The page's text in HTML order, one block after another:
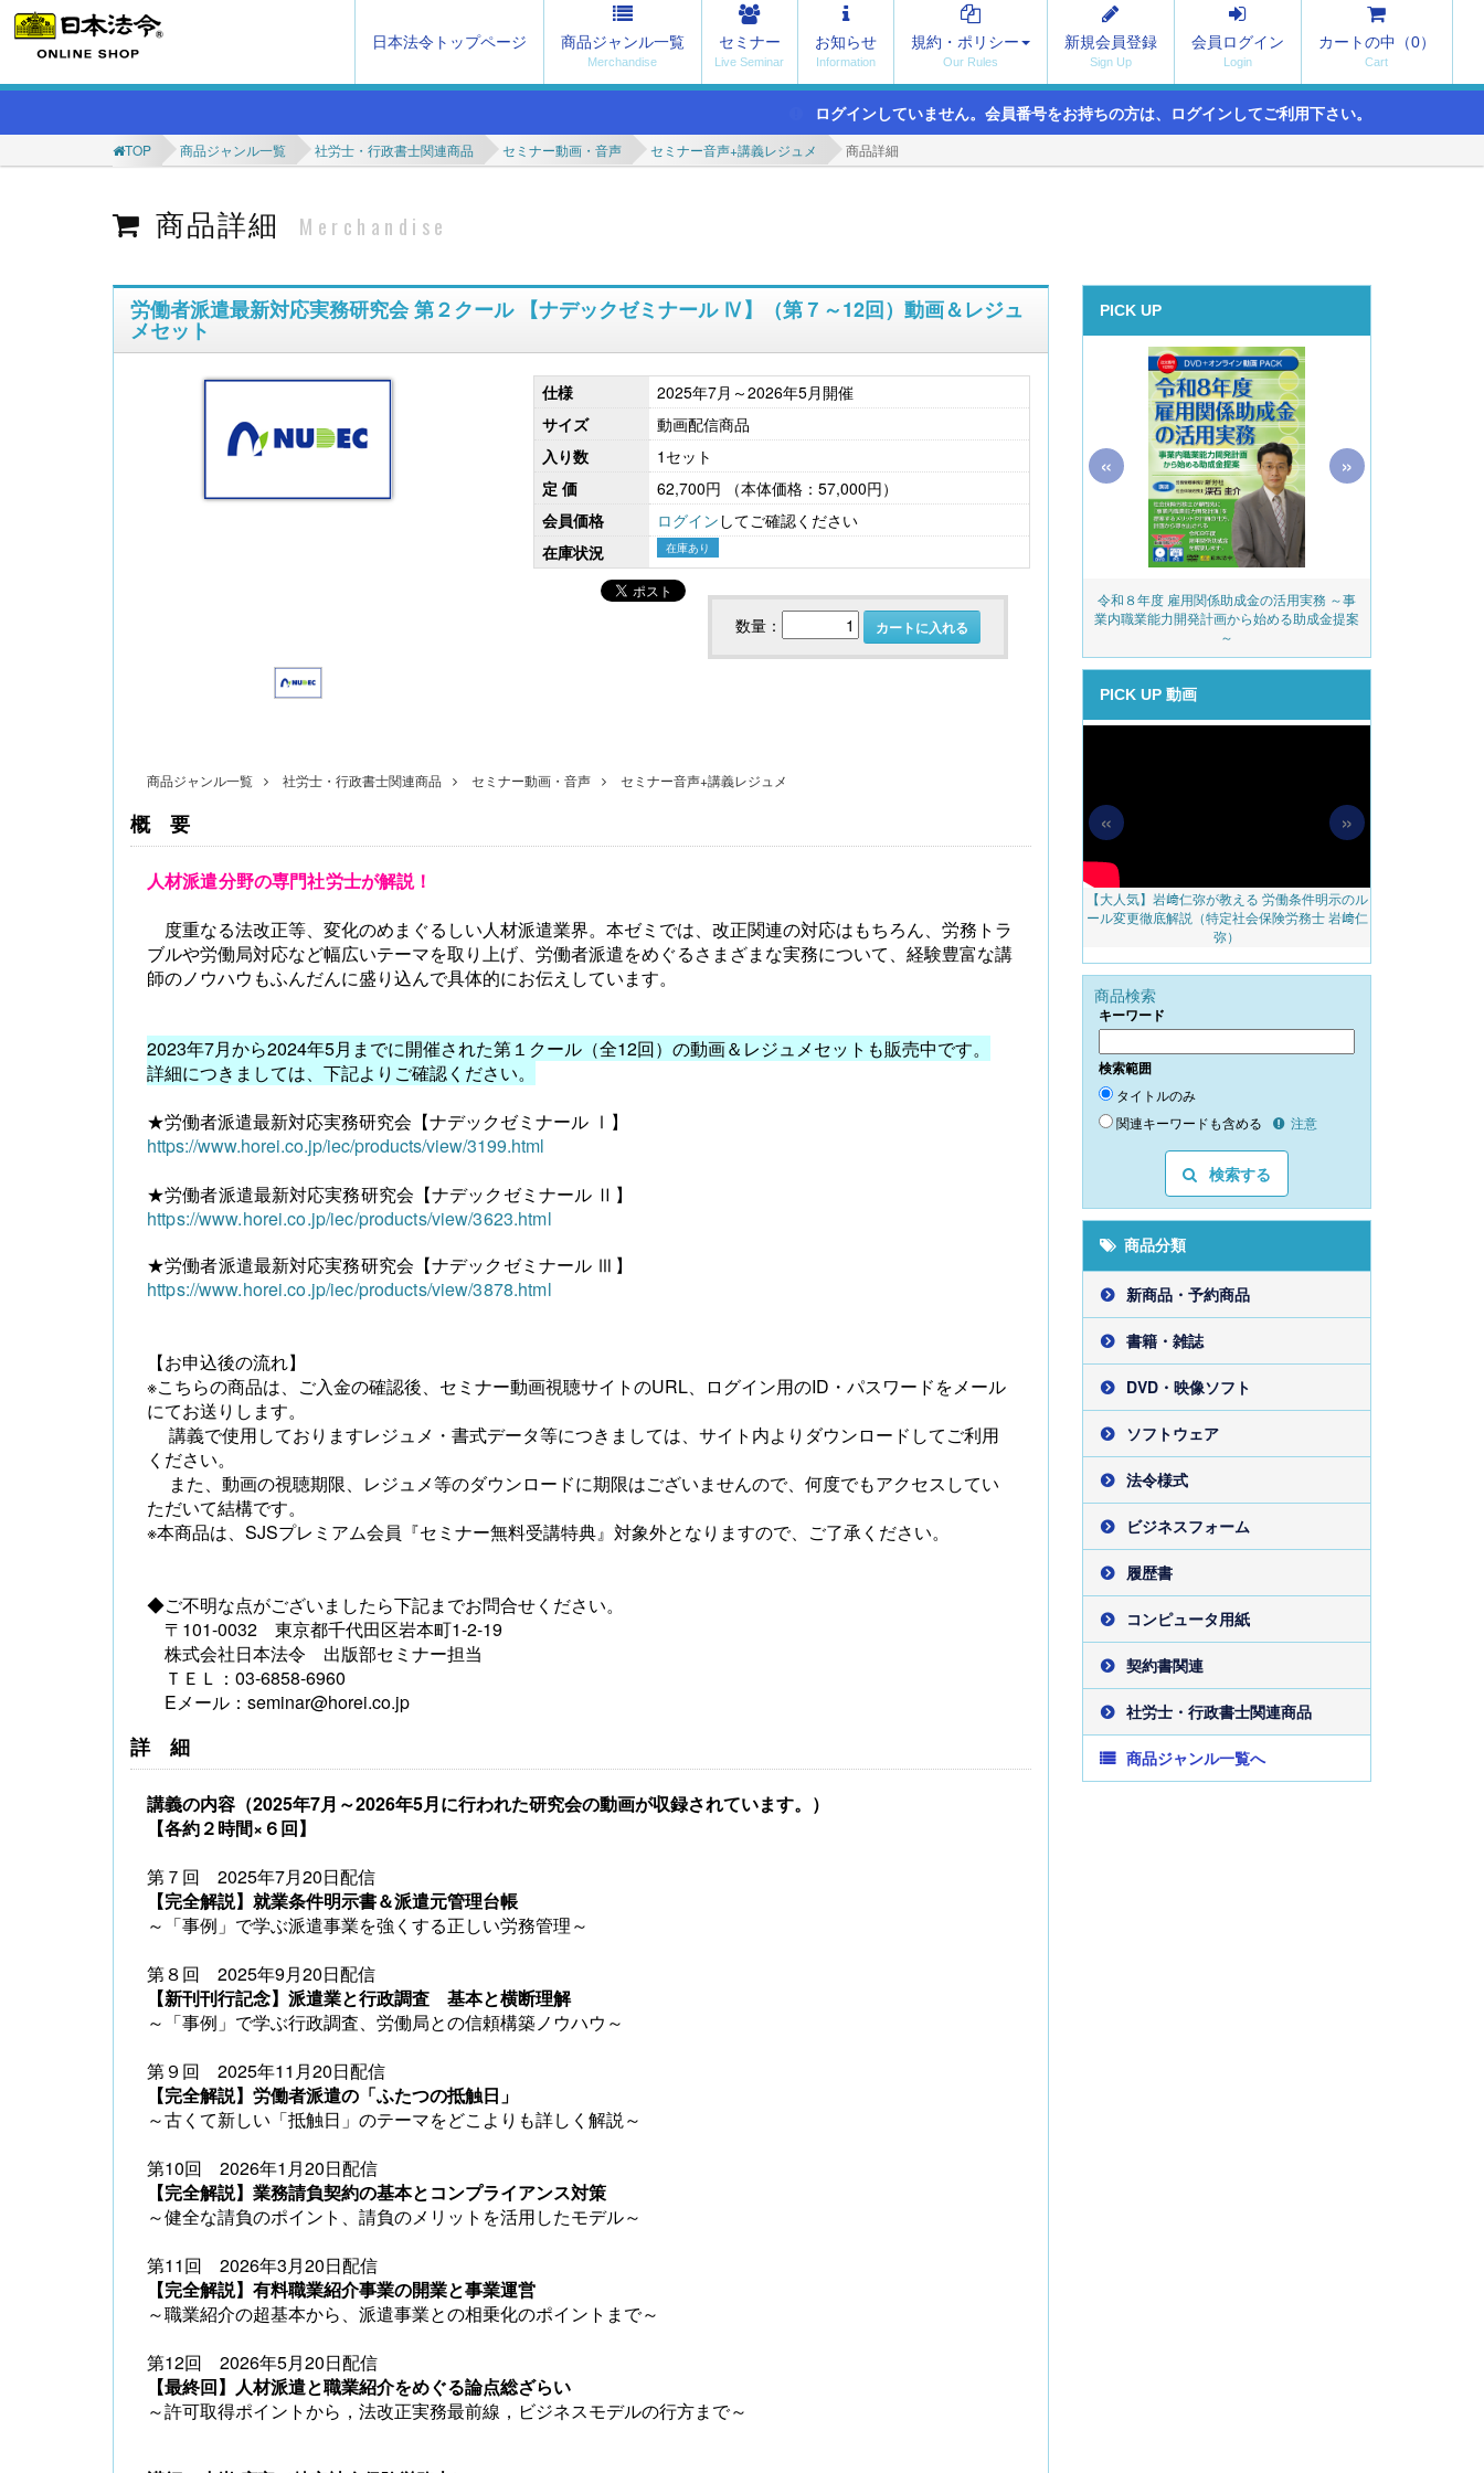
日本法令トップページ 商品ジャンル一覧 セミナー お知らせ 規約・ポリシー 新規会員登録 会員ログイン カートの中（0）
ログインしていません。会員番号をお持ちの方は、ログインしてご利用下さい。
TOP 商品ジャンル一覧 社労士・行政書士関連商品 セミナー動画・音声 セミナー音声+講義レジュメ 商品詳細
商品詳細 Merchandise
労働者派遣最新対応実務研究会 第２クール 【ナデックゼミナール Ⅳ】（第７～12回）動画＆レジュ
メセット
仕様
2025年7月～2026年5月開催
サイズ
動画配信商品
入り数
1セット
定 価
62,700円
（本体価格：57,000円）
会員価格
ログイン してご確認ください
在庫状況
在庫あり
数量： カートに入れる
商品ジャンル一覧 社労士・行政書士関連商品 セミナー動画・音声 セミナー音声+講義レジュメ
概要
人材派遣分野の専門社労士が解説！
度重なる法改正等、変化のめまぐるしい人材派遣業界。本ゼミでは、改正関連の対応はもちろん、労務トラ
ブルや労働局対応など幅広いテーマを取り上げ、労働者派遣をめぐるさまざまな実務について、経験豊富な講
師のノウハウもふんだんに盛り込んで具体的にお伝えしています。
2023年7月から2024年5月までに開催された第１クール（全12回）の動画＆レジュメセットも販売中です。
詳細につきましては、下記よりご確認ください。
★労働者派遣最新対応実務研究会【ナデックゼミナール Ⅰ】
https://www.horei.co.jp/iec/products/view/3199.html
★労働者派遣最新対応実務研究会【ナデックゼミナール Ⅱ】
https://www.horei.co.jp/iec/products/view/3623.html
★労働者派遣最新対応実務研究会【ナデックゼミナール Ⅲ】
https://www.horei.co.jp/iec/products/view/3878.html
【お申込後の流れ】
※こちらの商品は、 ご入金の確認後、セミナー動画視聴サイトのURL、ログイン用のID・パスワードをメール
にてお送りします。
講義で使用しておりますレジュメ・書式データ等につきましては、サイト内よりダウンロードしてご利用
ください。
また、動画の視聴期限、レジュメ等のダウンロードに期限はございませんので、何度でもアクセスしてい
ただいて結構です。
※本商品は、SJSプレミアム会員『セミナー無料受講特典』対象外となりますので、ご了承ください。
◆ご不明な点がございましたら下記までお問合せください。
〒101-0032 東京都千代田区岩本町1-2-19
株式会社日本法令 出版部セミナー担当
ＴＥＬ：03-6858-6960
Eメール：seminar@horei.co.jp
詳細
講義の内容（2025年7月～2026年5月に行われた研究会の動画が収録されています。）
【各約２時間×６回】
第７回 2025年7月20日配信
【完全解説】就業条件明示書＆派遣元管理台帳
～「事例」で学ぶ派遣事業を強くする正しい労務管理～
第８回 2025年9月20日配信
【新刊刊行記念】派遣業と行政調査 基本と横断理解
～「事例」で学ぶ行政調査、労働局との信頼構築ノウハウ～
第９回 2025年11月20日配信
【完全解説】労働者派遣の「ふたつの抵触日」
～古くて新しい「抵触日」のテーマをどこよりも詳しく解説～
第10回 2026年1月20日配信
【完全解説】業務請負契約の基本とコンプライアンス対策
～健全な請負のポイント、請負のメリットを活用したモデル～
第11回 2026年3月20日配信
【完全解説】有料職業紹介事業の開業と事業運営
～職業紹介の超基本から、派遣事業との相乗化のポイントまで～
第12回 2026年5月20日配信
【最終回】人材派遣と職業紹介をめぐる論点総ざらい
～許可取得ポイントから，法改正実務最前線，ビジネスモデルの行方まで～
PICK UP
こども性暴力防止法（日本版DBS）対応実務
社会保険労務士のための 労務・安全衛生コ
ンプライアンス・チェック
令和８年度 雇用関係助成金の活用実務 ～事
業内職業能力開発計画から始める助成金提案
～
« »
PICK UP 動画
無料配信】技能実習廃止・新制度移行、特定技
ル 外国人雇用実務研究会【橋本ゼミ】第3ク
ール の見どころ
算・補助金の実務（介護人材コンサルタント
栗原知女）
える採用支援コンサル講座のご案内
【大人気】岩﨑仁弥が教える 労働条件明示のル
ール変更徹底解説（特定社会保険労務士 岩﨑仁
弥）
【大注目】令和６年度 介護事業所の処遇改善加
算・補助金の実務（介護人材コンサルタント
« »
商品検索
キーワード
検索範囲
タイトルのみ
関連キーワードも含める
注意
検索する
商品分類
新商品・予約商品
書籍・雑誌
DVD・映像ソフト
ソフトウェア
法令様式
ビジネスフォーム
履歴書
コンピュータ用紙
契約書関連
社労士・行政書士関連商品
商品ジャンル一覧へ